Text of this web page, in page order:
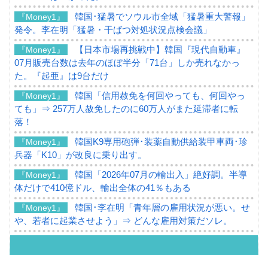
『Money1』
韓国･猛暑でソウル市全域「猛暑重大警報」
発令。李在明「猛暑・干ばつ対処状況点検会議」
『Money1』
【日本市場再挑戦中】韓国『現代自動車』
07月販売台数は去年のほぼ半分「71台」しか売れなかっ
た。『起亜』は9台だけ
『Money1』
韓国「信用赦免を何回やっても、何回やっ
ても」⇒ 257万人赦免したのに60万人がまた延滞者に転
落！
『Money1』
韓国K9専用砲弾･装薬自動供給装甲車両･珍
兵器「K10」が改良に乗り出す。
『Money1』
韓国「2026年07月の輸出入」絶好調。半導
体だけで410億ドル、輸出全体の41％もある
『Money1』
韓国･李在明「青年層の雇用状況が悪い。せ
や、若者に起業させよう」⇒ どんな雇用対策だソレ。